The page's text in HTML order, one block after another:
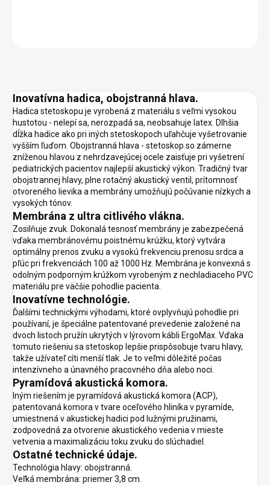
Inovatívna hadica, obojstranná hlava.
Hadica stetoskopu je vyrobená z materiálu s veľmi vysokou
hustotou - nelepí sa, nerozpadá sa, neobsahuje latex. Dlhšia
dĺžka hadice ako pri iných stetoskopoch uľahčuje vyšetrovanie
vyšším ľuďom. Obojstranná hlava - stetoskop so zámerne
zníženou hlavou z nehrdzavejúcej ocele zaisťuje pri vyšetrení
pediatrických pacientov najlepší akustický výkon. Tradičný tvar
obojstrannej hlavy, plne rotačný akustický ventil, prítomnosť
otvoreného lievika a membrány umožňujú počúvanie nízkych a
vysokých tónov.
Membrána z ultra citlivého vlákna.
Zosilňuje zvuk. Dokonalá tesnosť membrány je zabezpečená
vďaka membránovému poistnému krúžku, ktorý vytvára
optimálny prenos zvuku a vysokú frekvenciu prenosu srdca a
pľúc pri frekvenciách 100 až 1000 Hz. Membrána je konvexná s
odolným podporným krúžkom vyrobeným z nechladiaceho PVC
materiálu pre väčšie pohodlie pacienta.
Inovatívne technológie.
Ďalšími technickými výhodami, ktoré ovplyvňujú pohodlie pri
používaní, je špeciálne patentované prevedenie založené na
dvoch listoch pružín ukrytých v lýrovom kábli ErgoMax. Vďaka
tomuto riešeniu sa stetoskop lepšie prispôsobuje tvaru hlavy,
takže užívateľ cíti menší tlak. Je to veľmi dôležité počas
intenzívneho a únavného pracovného dňa alebo noci.
Pyramídová akustická komora.
Iným riešením je pyramídová akustická komora (ACP),
patentovaná komora v tvare oceľového hliníka v pyramíde,
umiestnená v akustickej hadici pod lužnými pružinami,
zodpovedná za otvorenie akustického vedenia v mieste
vetvenia a maximalizáciu toku zvuku do slúchadiel.
Ostatné technické údaje.
Technológia hlavy: obojstranná.
Veľká membrána: priemer 3,8 cm.